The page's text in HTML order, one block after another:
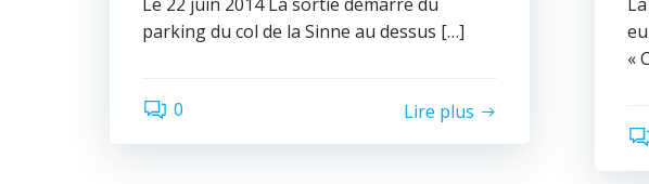
parking du col de la Sinne au dessus […]
0 Lire plus
«